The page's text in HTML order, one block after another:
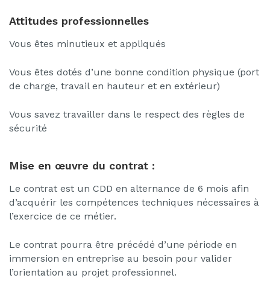
Attitudes professionnelles
Vous êtes minutieux et appliqués
Vous êtes dotés d’une bonne condition physique (port
de charge, travail en hauteur et en extérieur)
Vous savez travailler dans le respect des règles de
sécurité
Mise en œuvre du contrat :
Le contrat est un CDD en alternance de 6 mois afin
d’acquérir les compétences techniques nécessaires à
l’exercice de ce métier.
Le contrat pourra être précédé d’une période en
immersion en entreprise au besoin pour valider
l’orientation au projet professionnel.